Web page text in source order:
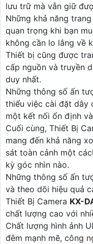
lưu trữ mà vẫn giữ
Những khả năng
quan trọng khi bạn
không cần lo lắng về
Thiết bị cũng được
cấp nguồn và truyền
duy nhất.
Những thông số ấn
thiểu việc cài đặt dây
một kết nối ổn định
Cuối cùng, Thiết Bị
mang đến khả năng
sát toàn cảnh một
kỳ góc nhìn nào.
Những thông số ấn
và theo dõi hiệu quả
Thiết Bị Camera KX-
chất lượng cao với
Chất lượng hình ảnh
đêm mạnh mẽ, công